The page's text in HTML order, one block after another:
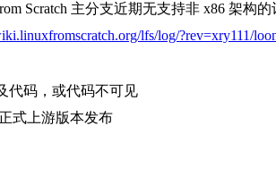
Scratch 主分支近期无支持非 x86 架构
lfs/log/?rev=xry111/
代码，或代码不可见
式上游版本发布